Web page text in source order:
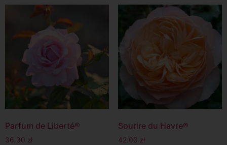
Parfum de Liberté®
36.00 zł
Sourire du Havre®
42.00 zł